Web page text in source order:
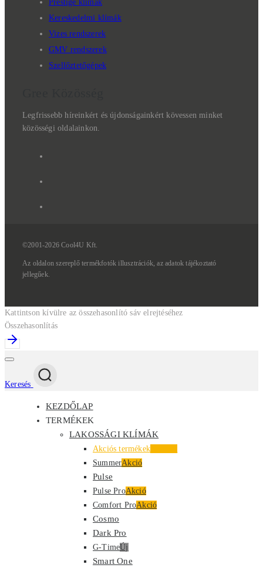
Prestige klímák
Kereskedelmi klímák
Vizes rendszerek
GMV rendszerek
Szellőztetőgépek
Legfrissebb híreinkért és újdonságainkért kövessen minket
közösségi oldalainkon.
©2001-2026 Cool4U Kft.
Az oldalonszereplőtermékfotók illusztrációk,azadatoktájékoztató
jellegűek.
Kattintson kívülre az összehasonlító sáv elrejtéséhez
Összehasonlítás
Keresés
KEZDŐLAP
TERMÉKEK
LAKOSSÁGI KLÍMÁK
Akciós termékek
SummerAkció
Pulse
Pulse ProAkció
Comfort ProAkció
Cosmo
Dark Pro
G-TimeÚj
Smart One